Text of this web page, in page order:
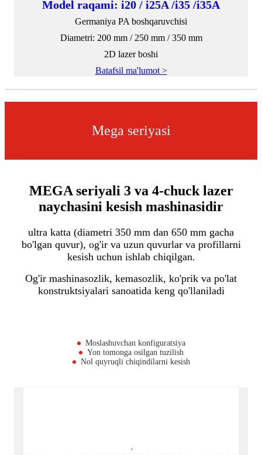
Model raqami: i20 / i25A /i35 /i35A
Germaniya PA boshqaruvchisi
Diametri: 200 mm / 250 mm / 350 mm
2D lazer boshi
Batafsil ma'lumot >
Mega seriyasi
MEGA seriyali 3 va 4-chuck lazer
naychasini kesish mashinasidir
ultra katta (diametri 350 mm dan 650 mm gacha
bo'lgan quvur), og'ir va uzun quvurlar va profillarni
kesish uchun ishlab chiqilgan.
Og'ir mashinasozlik, kemasozlik, ko'prik va po'lat
konstruktsiyalari sanoatida keng qo'llaniladi
Moslashuvchan konfiguratsiya
Yon tomonga osilgan tuzilish
Nol quyruqli chiqindilarni kesish